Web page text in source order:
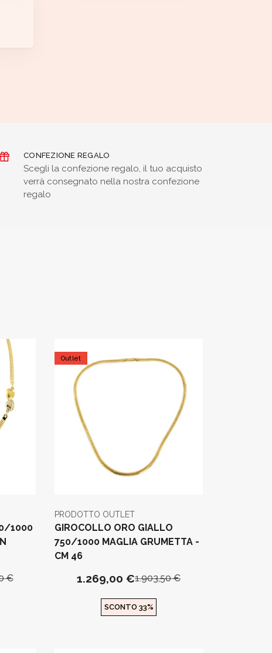
CONFEZIONE REGALO
Scegli la confezione regalo, il tuo acquisto
verrà consegnato nella nostra confezione
regalo
1000
€
Outlet
PRODOTTO OUTLET
GIROCOLLO ORO GIALLO
750/1000 MAGLIA GRUMETTA -
CM 46
1.269,00 €1.903,50 €
SCONTO 33%